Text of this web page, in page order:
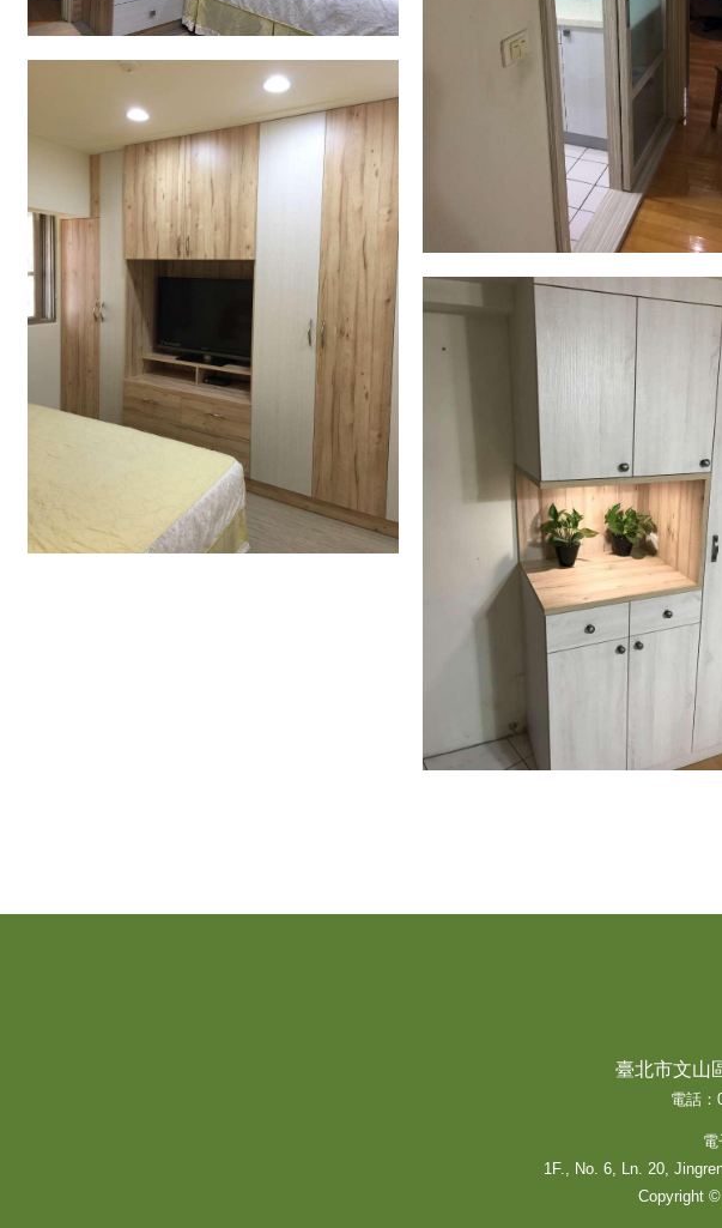
臺北市文山
電話：
電
1F., No. 6, Ln. 20,
Copyright